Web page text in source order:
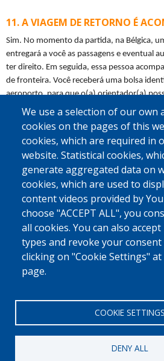
A VIAGEM DE RETORNO É
Sim. No momento da partida, na Bélgica,
entregará a você as passagens e eventual
ter direito. Em seguida, essa pessoa
de fronteira. Você receberá uma bolsa
aeroporto, para que o(a) orientador(a)
rapidamente. Se você desejar e se for
da OIM, da Caritas International ou de
esperar por você na chegada ao seu país de
A VIDA NO MEU PAÍS NÃO É
APOIO POSSO RECEBER?
Trabalhamos com parceiros locais no seu
ajudar você na reintegração. Por exemplo,
abrir um negócio, pagar despesas médicas
todas as pessoas recebem essa ajuda;
saber se você tem direito a esse apoio?
We use a selection of our own
cookies on the pages of this
cookies, which are required in
website. Statistical cookies,
generate aggregated data on
cookies, which are used to
content videos provided by
choose "ACCEPT ALL", you
all cookies. You can also
types and revoke your
clicking on "Cookie Settings"
page.
COOKIE SETTINGS
DENY ALL